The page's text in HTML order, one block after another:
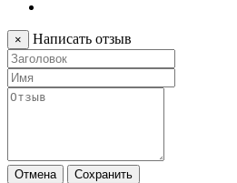
× Написать отзыв
Отмена
Сохранить